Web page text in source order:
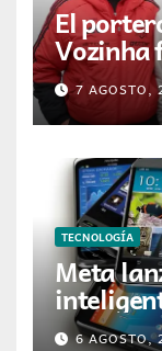
El
Vozinha
JETOUR
etapa
7 AGOSTO,
TECNOLOGÍA
Meta
6 AGOSTO,